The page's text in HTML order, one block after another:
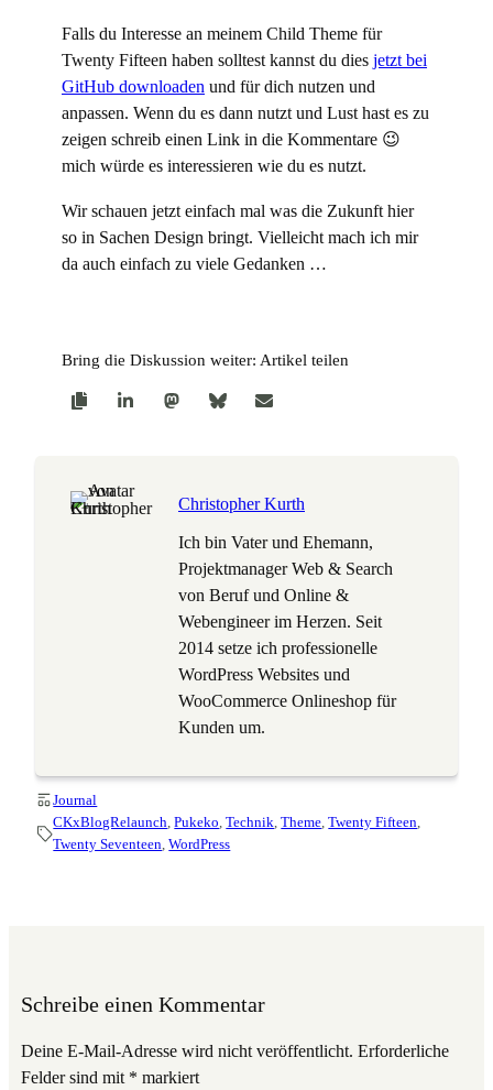
Falls du Interesse an meinem Child Theme für
Twenty Fifteen haben solltest kannst du dies jetzt bei
GitHub downloaden und für dich nutzen und
anpassen. Wenn du es dann nutzt und Lust hast es zu
zeigen schreib einen Link in die Kommentare 😉
mich würde es interessieren wie du es nutzt.
Wir schauen jetzt einfach mal was die Zukunft hier
so in Sachen Design bringt. Vielleicht mach ich mir
da auch einfach zu viele Gedanken …
Bring die Diskussion weiter: Artikel teilen
Christopher Kurth
Ich bin Vater und Ehemann,
Projektmanager Web & Search
von Beruf und Online &
Webengineer im Herzen. Seit
2014 setze ich professionelle
WordPress Websites und
WooCommerce Onlineshop für
Kunden um.
Journal
CKxBlogRelaunch , Pukeko , Technik , Theme , Twenty Fifteen
Twenty Seventeen , WordPress
Schreibe einen Kommentar
Deine E-Mail-Adresse wird nicht veröffentlicht. Erforderliche
Felder sind mit * markiert